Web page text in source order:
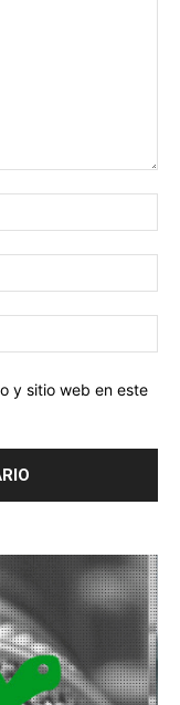
y sitio web en este